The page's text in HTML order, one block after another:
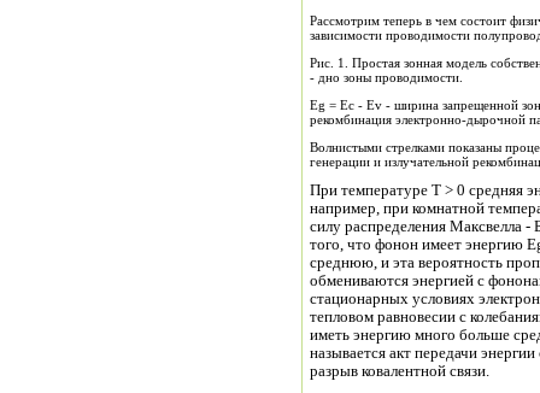
Рассмотрим теперь в чем состоит
зависимости проводимости
Рис. 1. Простая зонная модель
- дно зоны проводимости.
Eg = Ec - Ev - ширина запрещенной
рекомбинация электронно-дырочной
Волнистыми стрелками показаны
генерации и излучательной
При температуре Т > 0 средняя
например, при комнатной
силу распределения Максвелла -
того, что фонон имеет энергию
среднюю, и эта вероятность
обмениваются энергией с
стационарных условиях
тепловом равновесии с
иметь энергию много больше
называется акт передачи
разрыв ковалентной связи.